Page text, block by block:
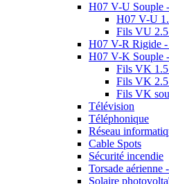
H07 V-U Souple
H07 V-U
Fils VU
H07 V-R Rigide
H07 V-K Souple
Fils VK 1.5
Fils VK 2.5
Fils VK
Télévision
Téléphonique
Réseau
Cable Spots
Sécurité incendie
Torsade
Solaire